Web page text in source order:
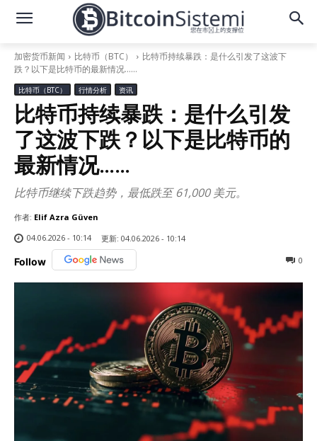
加密货币新闻 比特币（BTC）
比特币持续暴跌：是什么引发了这波下
跌？以下是比特币的最新情况……
比特币（BTC） 行情分析 资讯
比特币持续暴跌：是什么引发
了这波下跌？以下是比特币的
最新情况……
比特币继续下跌趋势，最低跌至 61,000 美元。
作者: Elif Azra Güven
04.06.2026 - 10:14
更新: 04.06.2026 - 10:14
Follow 0